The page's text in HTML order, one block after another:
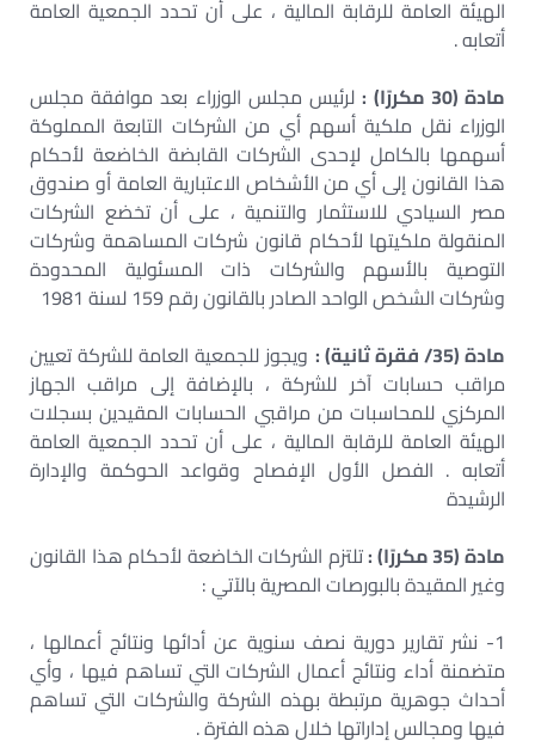
الهيئة العامة للرقابة المالية ، على أن تحدد الجمعية العامة
أتعابه .
مادة (30 مكررًا) :
لرئيس مجلس الوزراء بعد موافقة مجلس
الوزراء نقل ملكية أسهم أي من الشركات التابعة المملوكة
أسهمها بالكامل لإحدى الشركات القابضة الخاضعة لأحكام
هذا القانون إلى أي من الأشخاص الاعتبارية العامة أو صندوق
مصر السيادي للاستثمار والتنمية ، على أن تخضع الشركات
المنقولة ملكيتها لأحكام قانون شركات المساهمة وشركات
التوصية بالأسهم والشركات ذات المسئولية المحدودة
وشركات الشخص الواحد الصادر بالقانون رقم 159 لسنة 1981
مادة (35/ فقرة ثانية) :
ويجوز للجمعية العامة للشركة تعيين
مراقب حسابات آخر للشركة ، بالإضافة إلى مراقب الجهاز
المركزي للمحاسبات من مراقبي الحسابات المقيدين بسجلات
الهيئة العامة للرقابة المالية ، على أن تحدد الجمعية العامة
أتعابه . الفصل الأول الإفصاح وقواعد الحوكمة والإدارة
الرشيدة
مادة (35 مكررًا) :
تلتزم الشركات الخاضعة لأحكام هذا القانون
وغير المقيدة بالبورصات المصرية بالآتي :
1- نشر تقارير دورية نصف سنوية عن أدائها ونتائج أعمالها ،
متضمنة أداء ونتائج أعمال الشركات التي تساهم فيها ، وأي
أحداث جوهرية مرتبطة بهذه الشركة والشركات التي تساهم
فيها ومجالس إداراتها خلال هذه الفترة .